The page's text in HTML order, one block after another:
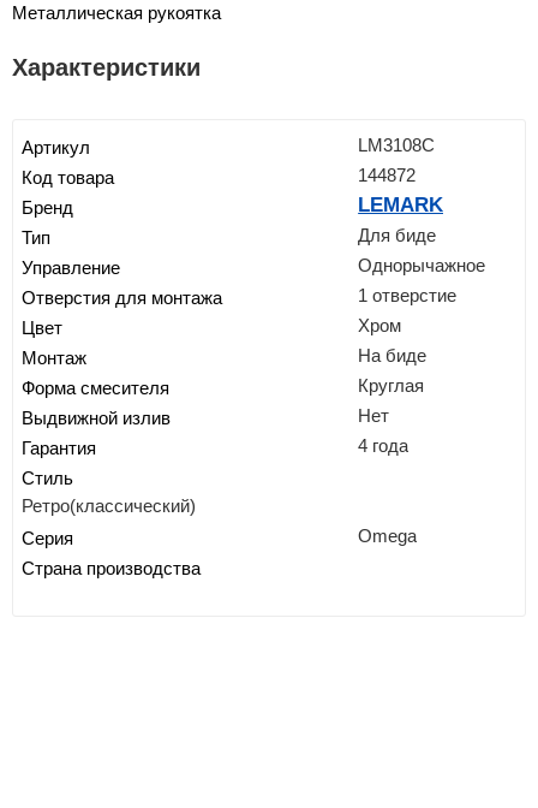
Металлическая рукоятка
Характеристики
Артикул LM3108C
Код товара 144872
Бренд LEMARK
Тип Для биде
Управление Однорычажное
Отверстия для монтажа 1 отверстие
Цвет Хром
Монтаж На биде
Форма смесителя Круглая
Выдвижной излив Нет
Гарантия 4 года
Стиль
Ретро(классический)
Серия Omega
Страна производства